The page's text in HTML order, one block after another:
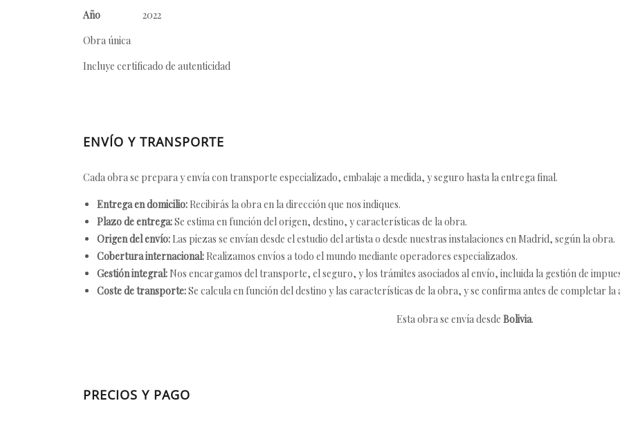
Año
2022
Obra única
Incluye certificado de autenticidad
ENVÍO Y TRANSPORTE
Cada obra se prepara y envía con transporte especializado, embalaje a medida, y seguro hasta la entrega final.
Entrega en domicilio: Recibirás la obra en la dirección que nos indiques.
Plazo de entrega:Se estima en función del origen, destino, y características de la obra.
Origen del envío: Las piezas se envían desde el estudio del artista o desde nuestras instalaciones en Madrid, según la obra.
Cobertura internacional: Realizamos envíos a todo el mundo mediante operadores especializados.
Gestión integral: Nos encargamos del transporte, el seguro, y los trámites asociados al envío, incluida la gestión de
Coste de transporte:Se calcula en función del destino y las características de la obra, y se confirma antes de completar la
Esta obra se envía desde Bolivia.
PRECIOS Y PAGO